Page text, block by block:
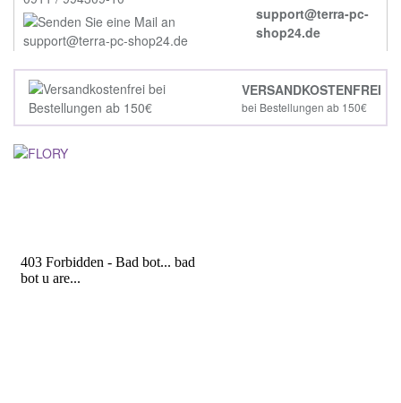
support@terra-pc-
shop24.de
VERSANDKOSTENFREI
bei Bestellungen ab 150€